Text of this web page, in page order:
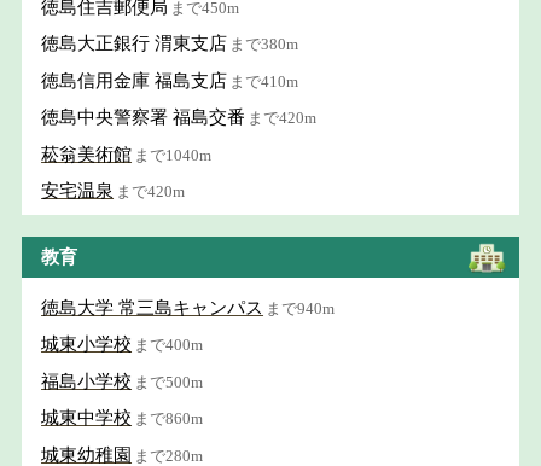
徳島住吉郵便局 まで450m
徳島大正銀行 渭東支店 まで380m
徳島信用金庫 福島支店 まで410m
徳島中央警察署 福島交番 まで420m
菘翁美術館 まで1040m
安宅温泉 まで420m
教育
徳島大学 常三島キャンパス まで940m
城東小学校 まで400m
福島小学校 まで500m
城東中学校 まで860m
城東幼稚園 まで280m